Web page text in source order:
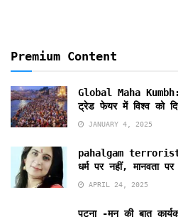
Premium Content
Global Maha
ट्रेड फेयर में विश्व को
JANUARY 4, 2025
pahalgam terrorist
धर्म पर नहीं, मानवता
APRIL 24, 2025
पटना -मन की बात